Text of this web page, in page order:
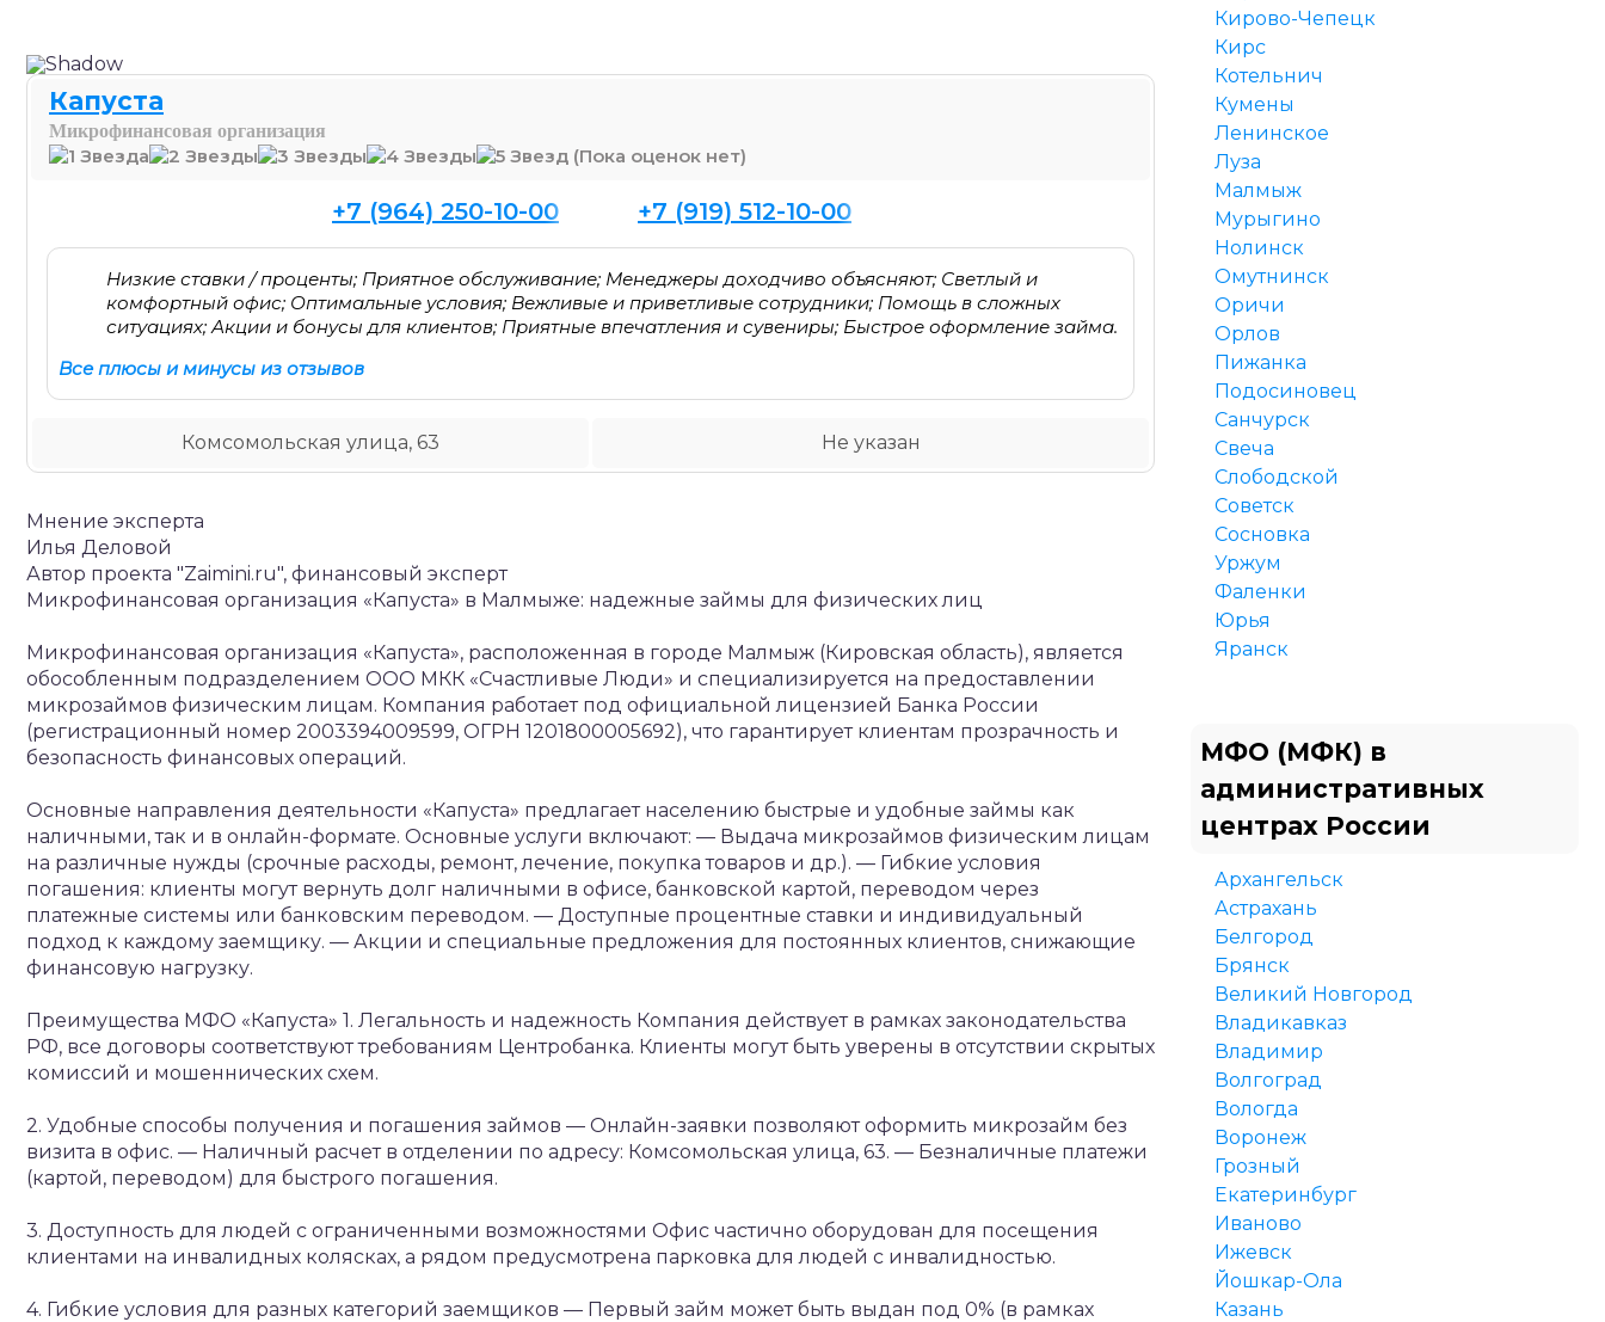
Капуста
Микрофинансовая организация
(Пока оценок нет)
+7 (964) 250-10-00 +7 (919) 512-10-00
Низкие ставки / проценты; Приятное обслуживание; Менеджеры доходчиво объясняют; Светлый и
комфортный офис; Оптимальные условия; Вежливые и приветливые сотрудники; Помощь в сложных
ситуациях; Акции и бонусы для клиентов; Приятные впечатления и сувениры; Быстрое оформление займа.
Все плюсы и минусы из отзывов
Комсомольская улица, 63 Не указан
Мнение эксперта
Илья Деловой
Автор проекта "Zaimini.ru", финансовый эксперт
Микрофинансовая организация «Капуста» в Малмыже: надежные займы для физических лиц
Микрофинансовая организация «Капуста», расположенная в городе Малмыж (Кировская область), является
обособленным подразделением ООО МКК «Счастливые Люди» и специализируется на предоставлении
микрозаймов физическим лицам. Компания работает под официальной лицензией Банка России
(регистрационный номер 2003394009599, ОГРН 1201800005692), что гарантирует клиентам прозрачность и
безопасность финансовых операций.
Основные направления деятельности «Капуста» предлагает населению быстрые и удобные займы как
наличными, так и в онлайн-формате. Основные услуги включают: — Выдача микрозаймов физическим лицам
на различные нужды (срочные расходы, ремонт, лечение, покупка товаров и др.). — Гибкие условия
погашения: клиенты могут вернуть долг наличными в офисе, банковской картой, переводом через
платежные системы или банковским переводом. — Доступные процентные ставки и индивидуальный
подход к каждому заемщику. — Акции и специальные предложения для постоянных клиентов, снижающие
финансовую нагрузку.
Преимущества МФО «Капуста» 1. Легальность и надежность Компания действует в рамках законодательства
РФ, все договоры соответствуют требованиям Центробанка. Клиенты могут быть уверены в отсутствии скрытых
комиссий и мошеннических схем.
2. Удобные способы получения и погашения займов — Онлайн-заявки позволяют оформить микрозайм без
визита в офис. — Наличный расчет в отделении по адресу: Комсомольская улица, 63. — Безналичные платежи
(картой, переводом) для быстрого погашения.
3. Доступность для людей с ограниченными возможностями Офис частично оборудован для посещения
клиентами на инвалидных колясках, а рядом предусмотрена парковка для людей с инвалидностью.
4. Гибкие условия для разных категорий заемщиков — Первый займ может быть выдан под 0% (в рамках
Кирово-Чепецк
Кирс
Котельнич
Кумены
Ленинское
Луза
Малмыж
Мурыгино
Нолинск
Омутнинск
Оричи
Орлов
Пижанка
Подосиновец
Санчурск
Свеча
Слободской
Советск
Сосновка
Уржум
Фаленки
Юрья
Яранск
МФО (МФК) в
административных
центрах России
Архангельск
Астрахань
Белгород
Брянск
Великий Новгород
Владикавказ
Владимир
Волгоград
Вологда
Воронеж
Грозный
Екатеринбург
Иваново
Ижевск
Йошкар-Ола
Казань